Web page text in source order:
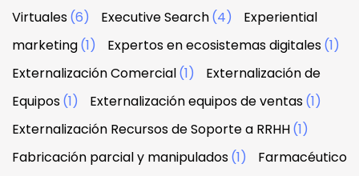
Virtuales(6) Executive Search(4)
Experiential
marketing(1) Expertos en ecosistemas digitales(1)
Externalización Comercial(1)
Externalización de
Equipos(1) Externalización equipos de ventas(1)
Externalización Recursos de Soporte a RRHH(1)
Fabricación parcial y manipulados(1) Farmacéutico